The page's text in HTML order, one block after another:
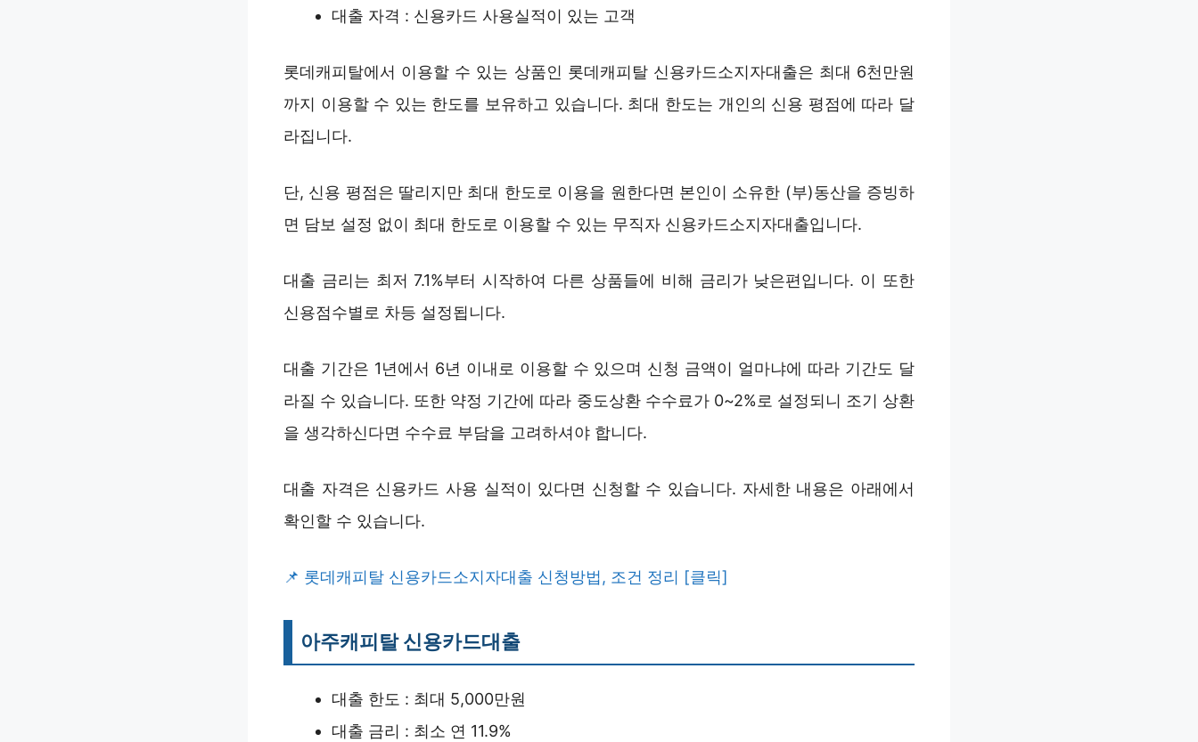
대출 자격 : 신용카드 사용실적이 있는 고객
롯데캐피탈에서 이용할 수 있는 상품인 롯데캐피탈 신용카드소지자대출은 최대 6천만원
까지 이용할 수 있는 한도를 보유하고 있습니다. 최대 한도는 개인의 신용 평점에 따라 달
라집니다.
단, 신용 평점은 딸리지만 최대 한도로 이용을 원한다면 본인이 소유한 (부)동산을 증빙하
면 담보 설정 없이 최대 한도로 이용할 수 있는 무직자 신용카드소지자대출입니다.
대출 금리는 최저 7.1%부터 시작하여 다른 상품들에 비해 금리가 낮은편입니다. 이 또한
신용점수별로 차등 설정됩니다.
대출 기간은 1년에서 6년 이내로 이용할 수 있으며 신청 금액이 얼마냐에 따라 기간도 달
라질 수 있습니다. 또한 약정 기간에 따라 중도상환 수수료가 0~2%로 설정되니 조기 상환
을 생각하신다면 수수료 부담을 고려하셔야 합니다.
대출 자격은 신용카드 사용 실적이 있다면 신청할 수 있습니다. 자세한 내용은 아래에서
확인할 수 있습니다.
롯데캐피탈 신용카드소지자대출 신청방법, 조건 정리 [클릭]
아주캐피탈 신용카드대출
대출 한도 : 최대 5,000만원
대출 금리 : 최소 연 11.9%